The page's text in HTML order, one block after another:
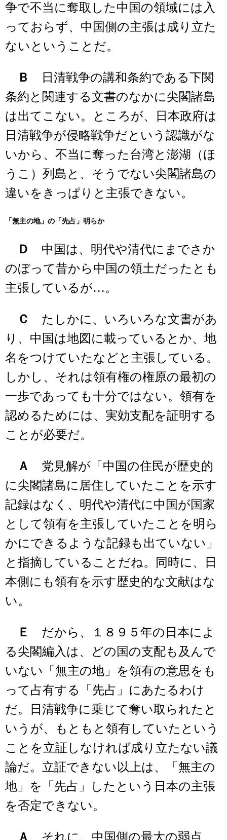
争で不当に奪取した中国の領域には入
っておらず、中国側の主張は成り立た
ないということだ。
Ｂ
日清戦争の講和条約である下関
条約と関連する文書のなかに尖閣諸島
は出てこない。ところが、日本政府は
日清戦争が侵略戦争だという認識がな
いから、不当に奪った台湾と澎湖（ほ
うこ）列島と、そうでない尖閣諸島の
違いをきっぱりと主張できない。
「無主の地」の「先占」明らか
Ｄ
中国は、明代や清代にまでさか
のぼって昔から中国の領土だったとも
主張しているが…。
Ｃ
たしかに、いろいろな文書があ
り、中国は地図に載っているとか、地
名をつけていたなどと主張している。
しかし、それは領有権の権原の最初の
一歩であっても十分ではない。領有を
認めるためには、実効支配を証明する
ことが必要だ。
Ａ
党見解が「中国の住民が歴史的
に尖閣諸島に居住していたことを示す
記録はなく、明代や清代に中国が国家
として領有を主張していたことを明ら
かにできるような記録も出ていない」
と指摘していることだね。同時に、日
本側にも領有を示す歴史的な文献はな
い。
Ｅ
だから、１８９５年の日本によ
る尖閣編入は、どの国の支配も及んで
いない「無主の地」を領有の意思をも
って占有する「先占」にあたるわけ
だ。日清戦争に乗じて奪い取られたと
いうが、もともと領有していたという
ことを立証しなければ成り立たない議
論だ。立証できない以上は、「無主の
地」を「先占」したという日本の主張
を否定できない。
Ａ
それに、中国側の最大の弱点